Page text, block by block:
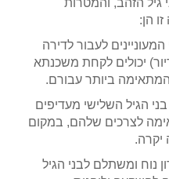
הן:
לעבור לדירה
יכולים לקחת משכנתא
ביותר עבורם.
הגיל השלישי מעדיפים
לצרכים שלהם, במקום
יקרה.
נוח ומשתלם לבני הגיל